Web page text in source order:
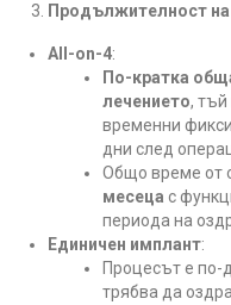
Продължителност на
All-on-4:
По-кратка
лечението, тъй
временни
дни след
Общо време от
месеца с
периода на
Единичен имплант:
Процесът е по-
трябва да